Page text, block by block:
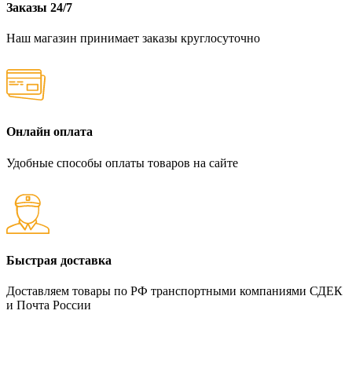
Заказы 24/7
Наш магазин принимает заказы круглосуточно
Онлайн оплата
Удобные способы оплаты товаров на сайте
Быстрая доставка
Доставляем товары по РФ транспортными компаниями СДЕК
и Почта России